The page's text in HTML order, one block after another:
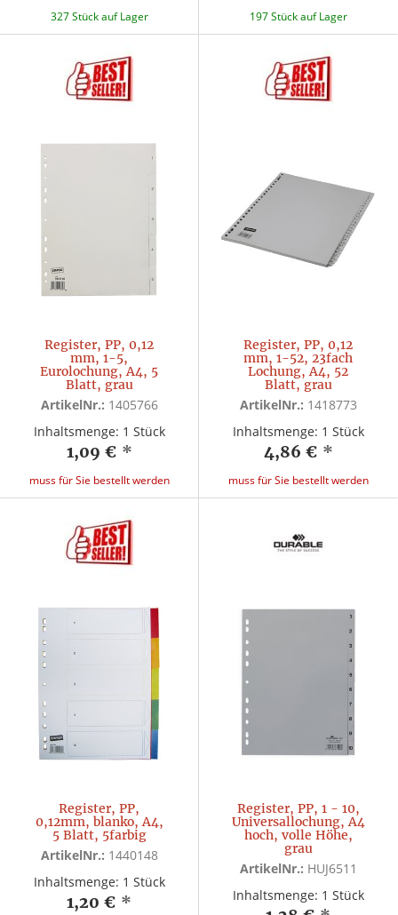
327 Stück auf Lager 197 Stück auf Lager
Register, PP, 0,12
mm, 1-5,
Eurolochung, A4, 5
Blatt, grau
ArtikelNr.: 1405766
Inhaltsmenge: 1 Stück
1,09 € *
muss für Sie bestellt werden
Register, PP, 0,12
mm, 1-52, 23fach
Lochung, A4, 52
Blatt, grau
ArtikelNr.: 1418773
Inhaltsmenge: 1 Stück
4,86 € *
muss für Sie bestellt werden
Register, PP,
0,12mm, blanko, A4,
5 Blatt, 5farbig
ArtikelNr.: 1440148
Inhaltsmenge: 1 Stück
1,20 € *
Register, PP, 1 - 10,
Universallochung, A4
hoch, volle Höhe,
grau
ArtikelNr.: HUJ6511
Inhaltsmenge: 1 Stück